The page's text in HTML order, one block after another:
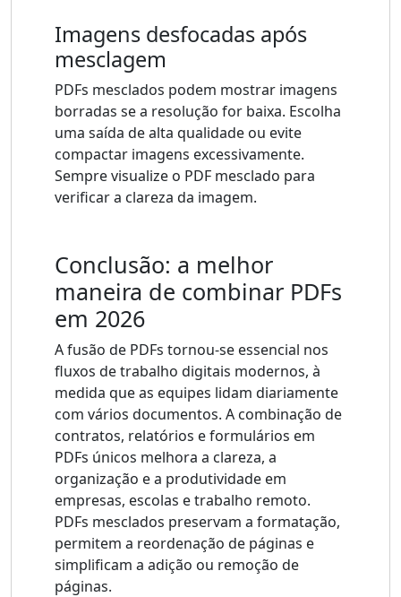
Imagens desfocadas após
mesclagem
PDFs mesclados podem mostrar imagens
borradas se a resolução for baixa. Escolha
uma saída de alta qualidade ou evite
compactar imagens excessivamente.
Sempre visualize o PDF mesclado para
verificar a clareza da imagem.
Conclusão: a melhor
maneira de combinar PDFs
em 2026
A fusão de PDFs tornou-se essencial nos
fluxos de trabalho digitais modernos, à
medida que as equipes lidam diariamente
com vários documentos. A combinação de
contratos, relatórios e formulários em
PDFs únicos melhora a clareza, a
organização e a produtividade em
empresas, escolas e trabalho remoto.
PDFs mesclados preservam a formatação,
permitem a reordenação de páginas e
simplificam a adição ou remoção de
páginas.